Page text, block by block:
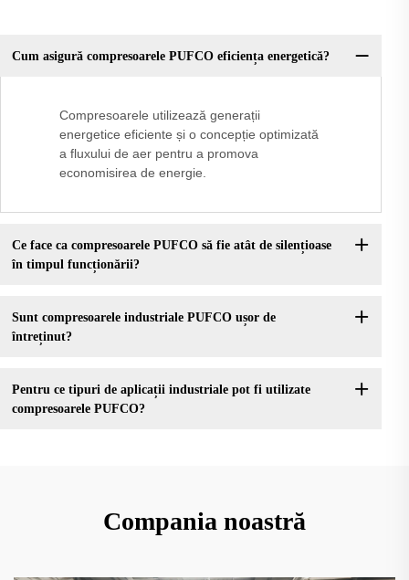
Cum asigură compresoarele PUFCO eficiența energetică?
Compresoarele utilizează generații
energetice eficiente și o concepție optimizată
a fluxului de aer pentru a promova
economisirea de energie.
Ce face ca compresoarele PUFCO să fie atât de silențioase
în timpul funcționării?
Sunt compresoarele industriale PUFCO ușor de
întreținut?
Pentru ce tipuri de aplicații industriale pot fi utilizate
compresoarele PUFCO?
Compania noastră